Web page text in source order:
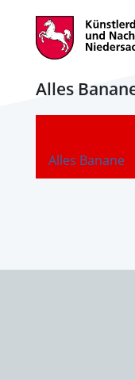
Alles
Alles Banane